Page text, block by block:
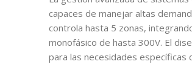
capaces de manejar altas
controla hasta 5 zonas,
monofásico de hasta 300V. El
para las necesidades específicas